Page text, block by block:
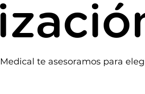
te asesoramos para